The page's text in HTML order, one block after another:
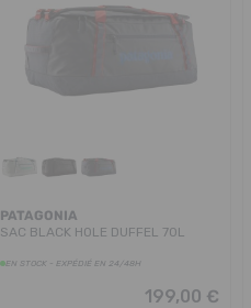
PATAGONIA
SAC BLACK HOLE DUFFEL 70L
EN STOCK - EXPÉDIÉ EN 24/48H
199,00 €